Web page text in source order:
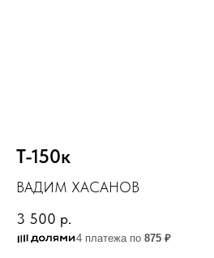
Т-150к
ВАДИМ ХАСАНОВ
3 500 р.
4 платежа по 875 ₽